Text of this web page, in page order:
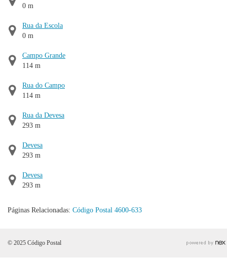
0 m
Rua da Escola
0 m
Campo Grande
114 m
Rua do Campo
114 m
Rua da Devesa
293 m
Devesa
293 m
Devesa
293 m
Páginas Relacionadas: Código Postal 4600-633
© 2025 Código Postal